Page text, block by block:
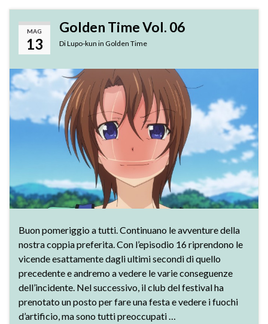
MAG
13
Golden Time Vol. 06
DiLupo-kun in Golden Time
Buon pomeriggio a tutti. Continuano le avventure della
nostra coppia preferita. Con l’episodio 16 riprendono le
vicende esattamente dagli ultimi secondi di quello
precedente e andremo a vedere le varie conseguenze
dell’incidente. Nel successivo, il club del festival ha
prenotato un posto per fare una festa e vedere i fuochi
d’artificio, ma sono tutti preoccupati …